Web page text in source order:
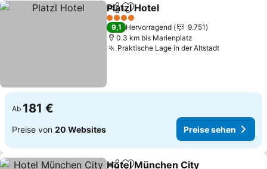
TeilenZu Favoriten hinzufügen
Platzl Hotel
4 Sterne
9,1 Hervorragend
9.751
0.3 km bis Marienplatz
Praktische Lage in der Altstadt
Ab 181 €
Preise von 20 Websites Preise sehen
Hotel München City